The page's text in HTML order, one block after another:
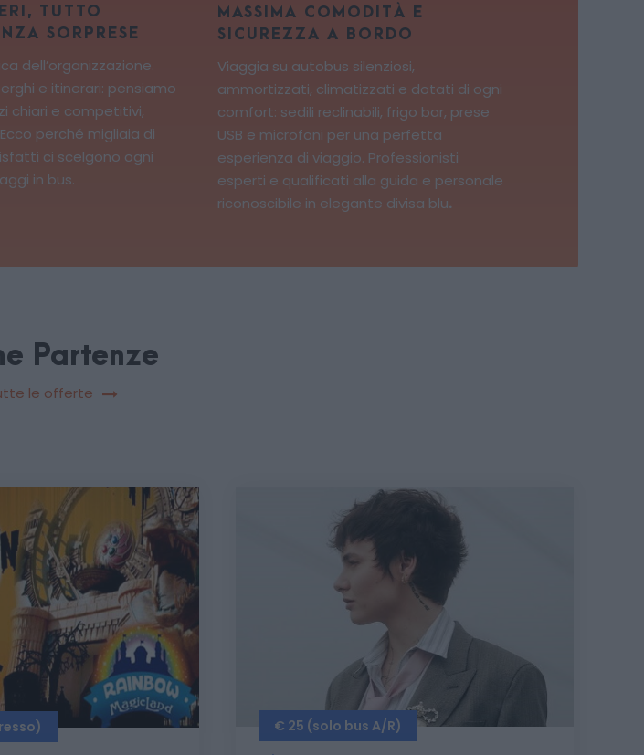
TUTTO
SORPRESE
dell’organizzazione.
e itinerari: pensiamo
chiari e competitivi,
perché migliaia di
ci scelgono ogni
in bus.
MASSIMA COMODITÀ E
SICUREZZA A BORDO
Viaggia su autobus silenziosi,
ammortizzati, climatizzati e dotati di ogni
comfort: sedili reclinabili, frigo bar, prese
USB e microfoni per una perfetta
esperienza di viaggio. Professionisti
esperti e qualificati alla guida e personale
riconoscibile in elegante divisa blu.
Partenze
le offerte
€ 25 (solo bus A/R)